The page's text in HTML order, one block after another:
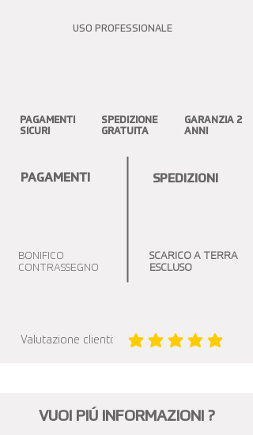
USO PROFESSIONALE
PAGAMENTI
SICURI
SPEDIZIONE
GRATUITA
GARANZIA 2
ANNI
PAGAMENTI SPEDIZIONI
BONIFICO
CONTRASSEGNO
SCARICO A TERRA
ESCLUSO
Valutazione clienti: la valutazione media è 5 su
VUOI PIÚ INFORMAZIONI ?